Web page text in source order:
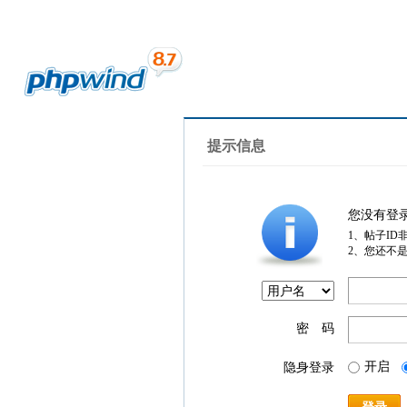
提示信息
您没有登
1、帖子ID
2、您还不
密 码
隐身登录 开启